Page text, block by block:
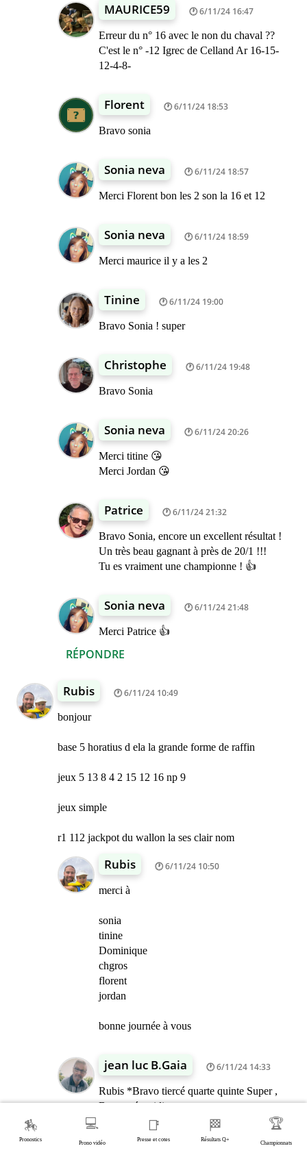
RÉPONDRE
MAURICE59 6/11/24 16:47
Erreur du n° 16 avec le non du chaval ??
C'est le n° -12 Igrec de Celland Ar 16-15-
12-4-8-
Florent 6/11/24 18:53
Bravo sonia
Sonia neva 6/11/24 18:57
Merci Florent bon les 2 son la 16 et 12
Sonia neva 6/11/24 18:59
Merci maurice il y a les 2
Tinine 6/11/24 19:00
Bravo Sonia ! super
Christophe 6/11/24 19:48
Bravo Sonia
Sonia neva 6/11/24 20:26
Merci titine 😘
Merci Jordan 😘
Patrice 6/11/24 21:32
Bravo Sonia, encore un excellent résultat !
Un très beau gagnant à près de 20/1 !!!
Tu es vraiment une championne ! 👍
Sonia neva 6/11/24 21:48
Merci Patrice 👍
Rubis 6/11/24 10:49
bonjour
base 5 horatius d ela la grande forme de raffin
jeux 5 13 8 4 2 15 12 16 np 9
jeux simple
r1 112 jackpot du wallon la ses clair nom
Rubis 6/11/24 10:50
merci à
sonia
tinine
Dominique
chgros
florent
jordan
bonne journée à vous
jean luc B.Gaia 6/11/24 14:33
Rubis *Bravo tiercé quarte quinte Super ,
Bon aprés midi
dominique
🏇
Pronostics
💻
Prono vidéo
📑
Presse et cotes
🏁
Résultats Q+
🏆
Championnats